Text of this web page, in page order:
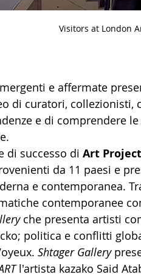
Visitors at London
e affermate
di curatori,
e di comprendere
di successo di Art
da 11 paesi e
e contemporanea.
contemporanee
che presenta artisti
politica e conflitti
Shtager Gallery
l'artista kazako Said